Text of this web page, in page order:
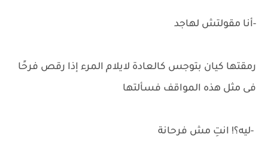
-أنا مقولتش لهاجد
رمقتها كيان بتوجس كالعادة لايلام المرء إذا رقص فرحًا
فى مثل هذه المواقف فسألتها
-ليه؟! انتِ مش فرحانة